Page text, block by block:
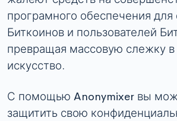
програмного обеспечения для
Биткоинов и пользователей
превращая массовую слежку
искусство.
С помощью Anonymixer вы
защитить свою